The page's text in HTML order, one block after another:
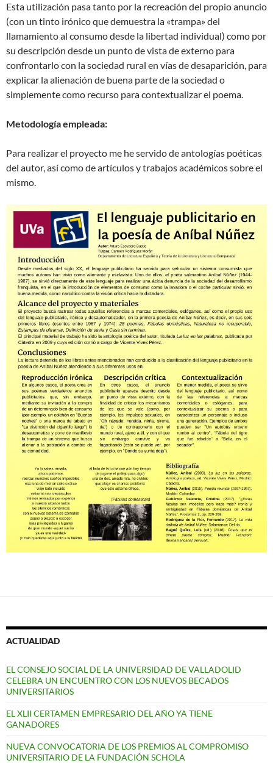
Esta utilización pasa tanto por la recreación del propio anuncio
(con un tinto irónico que demuestra la «trampa» del
llamamiento al consumo desde la libertad individual) como por
su descripción desde un punto de vista de externo para
confrontarlo con la sociedad rural en vías de desaparición, para
explicar la alienación de buena parte de la sociedad o
simplemente como recurso para contextualizar el poema.
Metodología empleada:
Para realizar el proyecto me he servido de antologías poéticas
del autor, así como de artículos y trabajos académicos sobre el
mismo.
ACTUALIDAD
EL CONSEJO SOCIAL DE LA UNIVERSIDAD DE VALLADOLID
CELEBRA UN ENCUENTRO CON LOS NUEVOS BECADOS
UNIVERSITARIOS
EL XLII CERTAMEN EMPRESARIO DEL AÑO YA TIENE
GANADORES
NUEVA CONVOCATORIA DE LOS PREMIOS AL COMPROMISO
UNIVERSITARIO DE LA FUNDACIÓN SCHOLA